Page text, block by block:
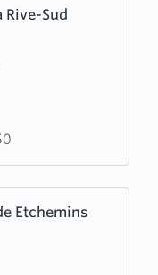
Sud
Etchemins